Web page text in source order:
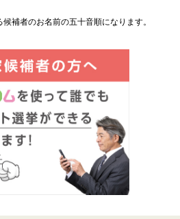
補者のお名前の五十音順になります。